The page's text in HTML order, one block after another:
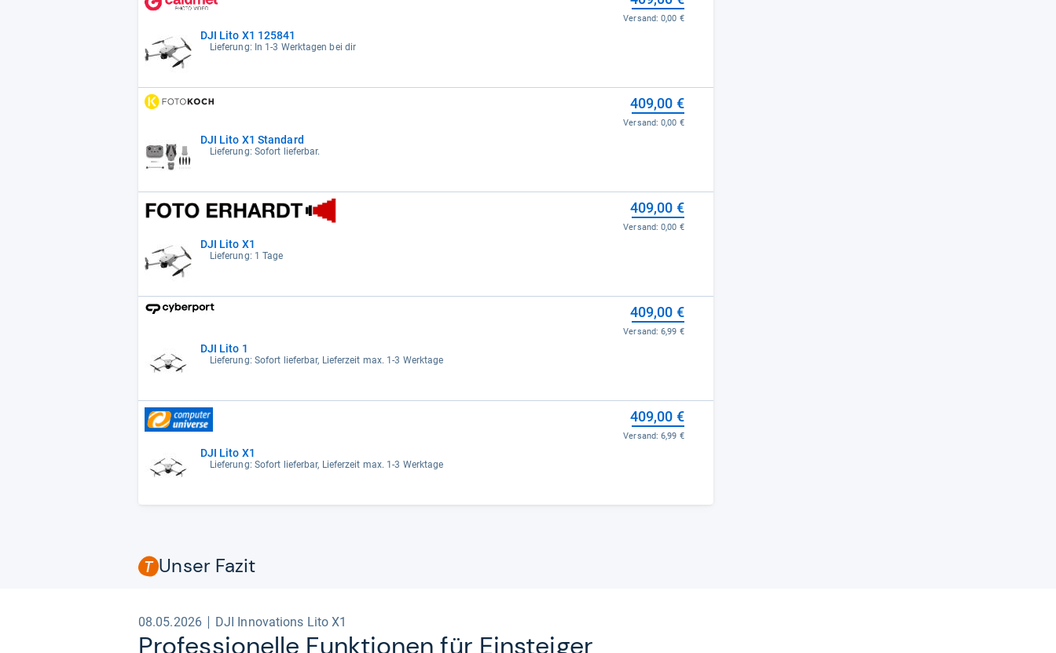
DJI Lito X1 125841
Lieferung: In 1-3 Werktagen bei dir
Versand:0,00 €
DJI Lito X1 Standard
Lieferung: Sofort lieferbar.
409,00 €
Versand:0,00 €
DJI Lito X1
Lieferung: 1 Tage
409,00 €
Versand:0,00 €
DJI Lito 1
Lieferung: Sofort lieferbar, Lieferzeit max. 1-3 Werktage
409,00 €
Versand:6,99 €
DJI Lito X1
Lieferung: Sofort lieferbar, Lieferzeit max. 1-3 Werktage
409,00 €
Versand:6,99 €
Unser Fazit
08.05.2026 DJI Innovations Lito X1
Pro­fes­sio­nelle Funk­tio­nen für Ein­stei­ger